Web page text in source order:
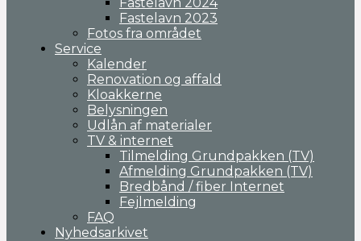
Fastelavn 2023
Fotos fra området
Service
Kalender
Renovation og affald
Kloakkerne
Belysningen
Udlån af materialer
TV & internet
Tilmelding Grundpakken (TV)
Afmelding Grundpakken (TV)
Bredbånd / fiber Internet
Fejlmelding
FAQ
Nyhedsarkivet